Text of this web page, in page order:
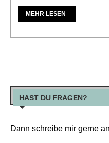
MEHR LESEN
HAST DU FRAGEN?
Dann schreibe mir gerne